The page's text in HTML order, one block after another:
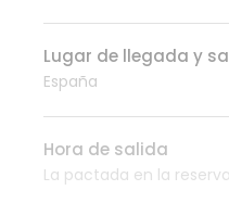
Lugar de llegada y
España
Hora de salida
La pactada en la reserva